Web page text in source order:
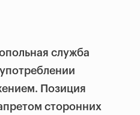
служба
Позиция
сторонних